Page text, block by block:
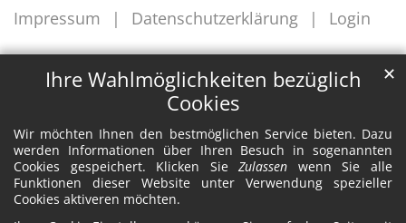
Ihre Wahlmöglichkeiten bezüglich
Cookies
Wir möchten Ihnen den bestmöglichen Service bieten. Dazu
werden Informationen über Ihren Besuch in sogenannten
Cookies gespeichert. Klicken SieZulassen wenn Sie alle
Funktionen dieser Website unter Verwendung spezieller
Cookies aktiveren möchten.
✕
Impressum
Datenschutzerklärung Login